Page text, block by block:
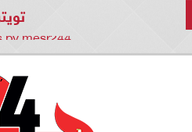
by mesr244